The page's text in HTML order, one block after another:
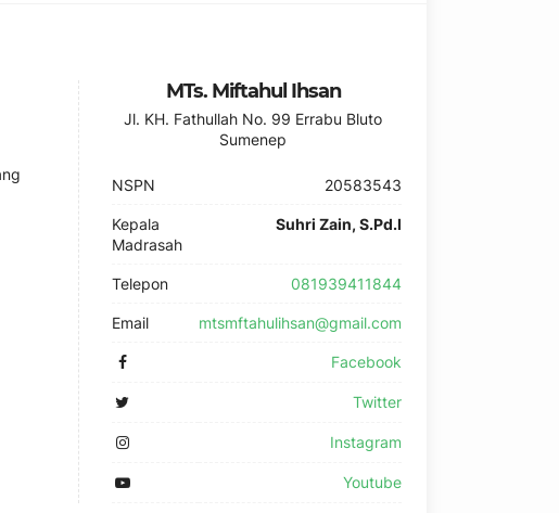
MTs. Miftahul Ihsan
Jl. KH. Fathullah No. 99 Errabu Bluto
Sumenep
NSPN 20583543
Kepala
Madrasah
Suhri Zain, S.Pd.I
Telepon 081939411844
Email mtsmftahulihsan@gmail.com
Facebook
Twitter
Instagram
Youtube